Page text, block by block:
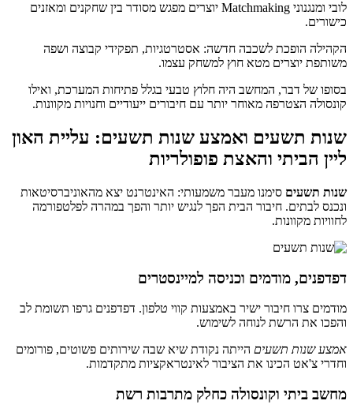
לובי ומנגנוני Matchmaking יוצרים מפגש מסודר בין שחקנים ומאזנים
כישורים.
הקהילה הופכת לשכבה חדשה: אסטרטגיות, תפקידי קבוצה ושפה
משותפת יוצרים מטא חוץ למשחק עצמו.
בסופו של דבר, המחשב היה חלוץ טבעי בגלל פתיחות המערכת, ואילו
קונסולה הצטרפה מאוחר יותר עם חיבורים ייעודיים וחנויות מקוונות.
שנות תשעים ואמצע שנות תשעים: עליית האון
ליין הביתי והאצת פופולריות
שנות תשעים סימנו מעבר משמעותי: האינטרנט יצא מהאוניברסיטאות
ונכנס לבתים. חיבור הבית הפך לנגיש יותר והפך במהרה לפלטפורמה
לחוויות מקוונות.
דפדפנים, מודמים וכניסה למיינסטרים
מודמים צרו חיבור ישיר באמצעות קווי טלפון. דפדפנים גרפו תשומת לב
והפכו את הרשת לנוחה לשימוש.
אמצע שנות תשעים הייתה נקודת שיא שבה שירותים פשוטים, פורומים
וחדרי צ'אט הכינו את הציבור לאינטראקציות מתקדמות.
מחשב ביתי וקונסולה כחלק מתרבות רשת